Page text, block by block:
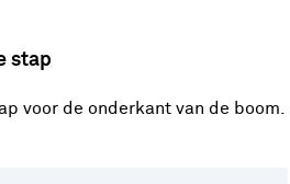
stap
voor de onderkant van de boom.